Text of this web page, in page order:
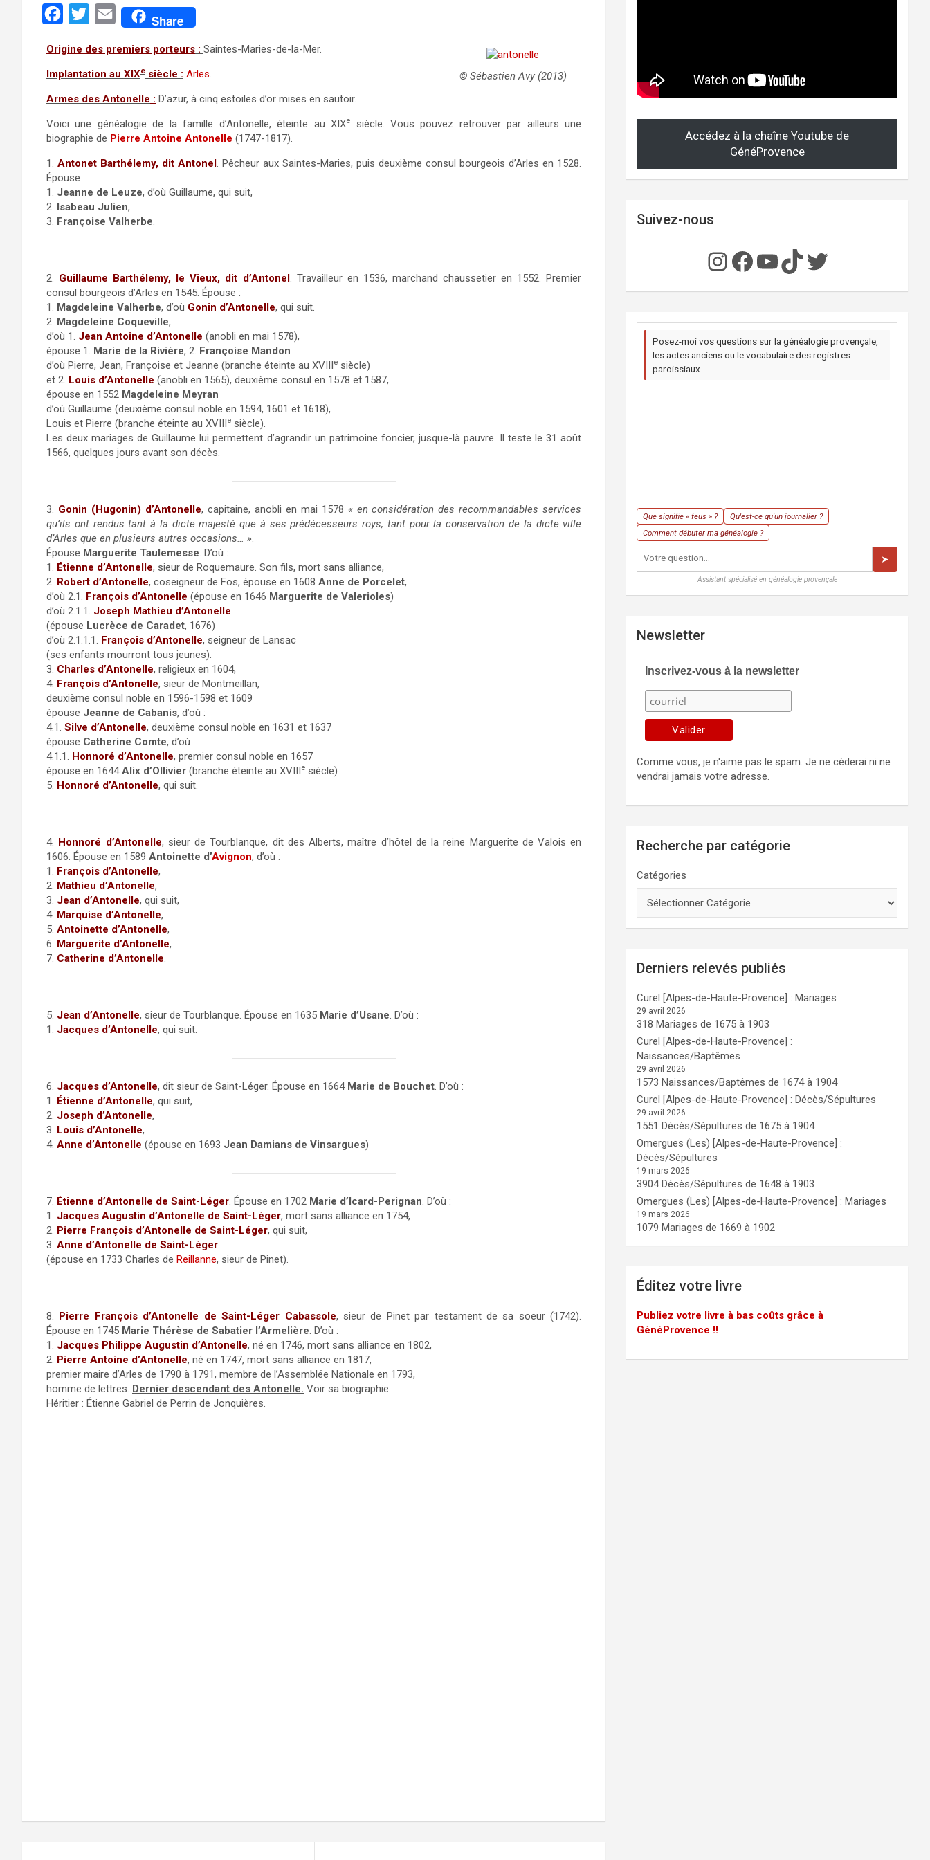
c
e
b
o
o
k
i
t
t
r
E
a
i
l
Share
© Sébastien Avy (2013)
Origine des premiers porteurs : Saintes-Maries-de-la-Mer.
Implantation au XIXe siècle : Arles.
Armes des Antonelle : D’azur, à cinq estoiles d’or mises en sautoir.
Voici une généalogie de la famille d’Antonelle, éteinte au XIXe
siècle. Vous pouvez retrouver par ailleurs une
biographie de Pierre Antoine Antonelle (1747-1817).
1.Antonet Barthélemy, dit Antonel. Pêcheur aux Saintes-Maries, puis deuxième consul bourgeois d’Arles en 1528.
Épouse :
1. Jeanne de Leuze, d’où Guillaume, qui suit,
2. Isabeau Julien,
3. Françoise Valherbe.
2. Guillaume Barthélemy, le Vieux, dit d’Antonel. Travailleur en 1536, marchand chaussetier en 1552. Premier
consul bourgeois d’Arles en 1545. Épouse :
1. Magdeleine Valherbe, d’où Gonin d’Antonelle, qui suit.
2. Magdeleine Coqueville,
d’où 1. Jean Antoine d’Antonelle (anobli en mai 1578),
épouse 1. Marie de la Rivière, 2. Françoise Mandon
d’où Pierre, Jean, Françoise et Jeanne (branche éteinte au XVIIIe siècle)
et 2. Louis d’Antonelle (anobli en 1565), deuxième consul en 1578 et 1587,
épouse en 1552 Magdeleine Meyran
d’où Guillaume (deuxième consul noble en 1594, 1601 et 1618),
Louis et Pierre (branche éteinte au XVIIIe siècle).
Les deux mariages de Guillaume lui permettent d’agrandir un patrimoine foncier, jusque-là pauvre. Il teste le 31 août
1566, quelques jours avant son décès.
3. Gonin (Hugonin) d’Antonelle, capitaine, anobli en mai 1578 « en considération des recommandables services
qu’ils ont rendus tant à la dicte majesté que à ses prédécesseurs roys, tant pour la conservation de la dicte ville
d’Arles que en plusieurs autres occasions… ».
Épouse Marguerite Taulemesse. D’où :
1. Étienne d’Antonelle, sieur de Roquemaure. Son fils, mort sans alliance,
2. Robert d’Antonelle, coseigneur de Fos, épouse en 1608 Anne de Porcelet,
d’où 2.1. François d’Antonelle (épouse en 1646 Marguerite de Valerioles)
d’où 2.1.1. Joseph Mathieu d’Antonelle
(épouse Lucrèce de Caradet, 1676)
d’où 2.1.1.1. François d’Antonelle, seigneur de Lansac
(ses enfants mourront tous jeunes).
3. Charles d’Antonelle, religieux en 1604,
4. François d’Antonelle, sieur de Montmeillan,
deuxième consul noble en 1596-1598 et 1609
épouse Jeanne de Cabanis, d’où :
4.1. Silve d’Antonelle, deuxième consul noble en 1631 et 1637
épouse Catherine Comte, d’où :
4.1.1. Honnoré d’Antonelle, premier consul noble en 1657
épouse en 1644Alix d’Ollivier (branche éteinte au XVIIIe siècle)
5. Honnoré d’Antonelle, qui suit.
4. Honnoré d’Antonelle, sieur de Tourblanque, dit des Alberts, maître d’hôtel de la reine Marguerite de Valois en
1606. Épouse en 1589 Antoinette d’Avignon, d’où :
1. François d’Antonelle,
2. Mathieu d’Antonelle,
3. Jean d’Antonelle, qui suit,
4. Marquise d’Antonelle,
5. Antoinette d’Antonelle,
6. Marguerite d’Antonelle,
7. Catherine d’Antonelle.
5. Jean d’Antonelle, sieur de Tourblanque. Épouse en 1635 Marie d’Usane. D’où :
1. Jacques d’Antonelle, qui suit.
6. Jacques d’Antonelle, dit sieur de Saint-Léger. Épouse en 1664 Marie de Bouchet. D’où :
1. Étienne d’Antonelle, qui suit,
2. Joseph d’Antonelle,
3. Louis d’Antonelle,
4. Anne d’Antonelle (épouse en 1693 Jean Damians de Vinsargues)
7. Étienne d’Antonelle de Saint-Léger. Épouse en 1702 Marie d’Icard-Perignan. D’où :
1. Jacques Augustin d’Antonelle de Saint-Léger, mort sans alliance en 1754,
2. Pierre François d’Antonelle de Saint-Léger, qui suit,
3. Anne d’Antonelle de Saint-Léger
(épouse en 1733 Charles de Reillanne, sieur de Pinet).
8. Pierre François d’Antonelle de Saint-Léger Cabassole, sieur de Pinet par testament de sa soeur (1742).
Épouse en 1745 Marie Thérèse de Sabatier l’Armelière. D’où :
1. Jacques Philippe Augustin d’Antonelle, né en 1746, mort sans alliance en 1802,
2. Pierre Antoine d’Antonelle, né en 1747, mort sans alliance en 1817,
premier maire d’Arles de 1790 à 1791, membre de l’Assemblée Nationale en 1793,
homme de lettres. Dernier descendant des Antonelle. Voir sa biographie.
Héritier : Étienne Gabriel de Perrin de Jonquières.
Accédez à la chaîne Youtube de
GénéProvence
Suivez-nous
Instagram
Facebook
YouTube
TikTok
Twitter
Posez-moi vos questions sur la généalogie provençale,
les actes anciens ou le vocabulaire des registres
paroissiaux.
Que signifie « feus » ?
Qu'est-ce qu'un journalier ?
Comment débuter ma généalogie ?
➤
Assistant spécialisé en généalogie provençale
Newsletter
Inscrivez-vous à la newsletter
Comme vous, je n'aime pas le spam. Je ne cèderai ni ne
vendrai jamais votre adresse.
Recherche par catégorie
Catégories
Derniers relevés publiés
Curel [Alpes-de-Haute-Provence] : Mariages
29 avril 2026
318 Mariages de 1675 à 1903
Curel [Alpes-de-Haute-Provence] :
Naissances/Baptêmes
29 avril 2026
1573 Naissances/Baptêmes de 1674 à 1904
Curel [Alpes-de-Haute-Provence] : Décès/Sépultures
29 avril 2026
1551 Décès/Sépultures de 1675 à 1904
Omergues (Les) [Alpes-de-Haute-Provence] :
Décès/Sépultures
19 mars 2026
3904 Décès/Sépultures de 1648 à 1903
Omergues (Les) [Alpes-de-Haute-Provence] : Mariages
19 mars 2026
1079 Mariages de 1669 à 1902
Éditez votre livre
Publiez votre livre à bas coûts grâce à
GénéProvence !!